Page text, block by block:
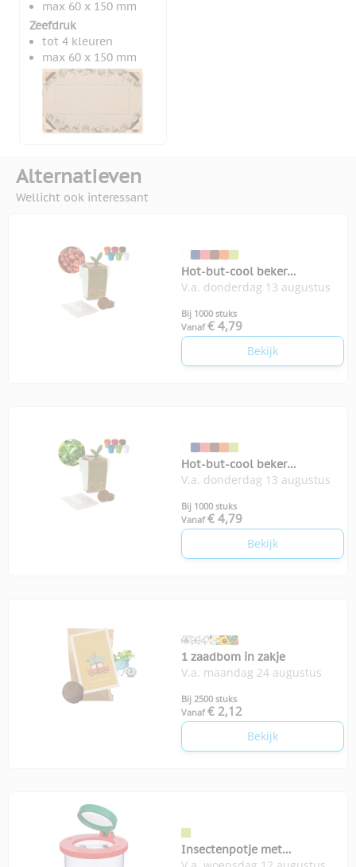
max 60 x 150 mm
Zeefdruk
tot 4 kleuren
max 60 x 150 mm
Alternatieven
Wellicht ook interessant
Hot-but-cool beker
kerstomatenzaadjes
V.a. donderdag 13 augustus
Bij 1000 stuks
Vanaf € 4,79
Bekijk
Hot-but-cool beker
basilicumzaadjes
V.a. donderdag 13 augustus
Bij 1000 stuks
Vanaf € 4,79
Bekijk
1 zaadbom in zakje
V.a. maandag 24 augustus
Bij 2500 stuks
Vanaf € 2,12
Bekijk
Insectenpotje met